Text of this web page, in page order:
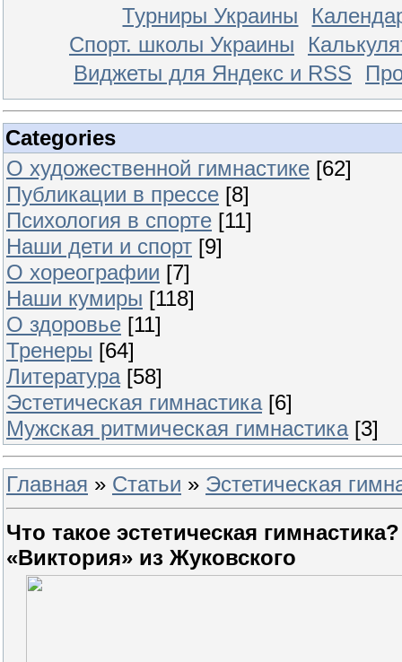
Турниры Украины
Спорт. школы Украины
Виджеты для Яндекс и RSS
Categories
О художественной гимнастике [62]
Публикации в прессе [8]
Психология в спорте [11]
Наши дети и спорт [9]
О хореографии [7]
Наши кумиры [118]
О здоровье [11]
Тренеры [64]
Литература [58]
Эстетическая гимнастика [6]
Мужская ритмическая гимнастика [3]
Главная » Статьи » Эстетическая
Что такое эстетическая
«Виктория» из Жуковского